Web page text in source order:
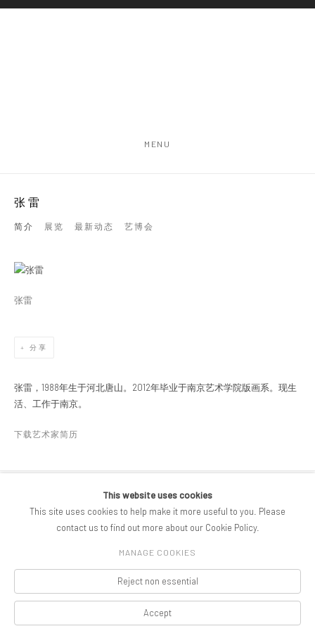
MENU
张雷
简介 展览 最新动态 艺博会
张雷
分享
张雷，1988年生于河北唐山。2012年毕业于南京艺术学院版画系。现生
活、工作于南京。
下载艺术家简历
版权 2026 PIFOGALLERYThis website uses cookies
This site uses cookies to help make it more useful to you. Please
contact us to find out more about our Cookie Policy.
MANAGE COOKIES
Reject non essential
Accept